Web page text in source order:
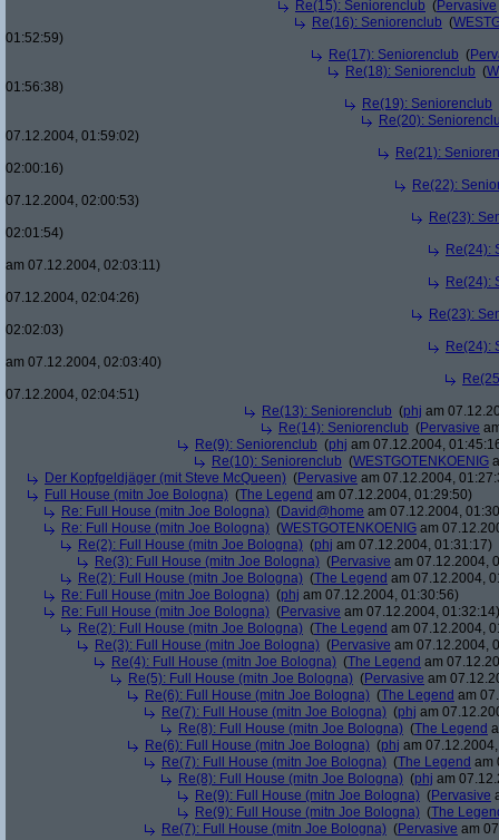
Re(15): Seniorenclub (Pervasive
Re(16): Seniorenclub (
01:52:59)
Re(17): Seniorenclub (
Re(18): Seniorenclub (
01:56:38)
Re(19): Seniorenclub
Re(20):
07.12.2004, 01:59:02)
Re(21):
02:00:16)
Re(22):
07.12.2004, 02:00:53)
Re(23):
02:01:54)
Re(24):
am 07.12.2004, 02:03:11)
Re(24):
07.12.2004, 02:04:26)
Re(23):
02:02:03)
Re(24):
am 07.12.2004, 02:03:40)
07.12.2004, 02:04:51)
Re(13): Seniorenclub (phj am
Re(14): Seniorenclub (Pervasive
Re(9): Seniorenclub (phj am 07.12.2004,
Re(10): Seniorenclub (WESTGOTENKOENIG
Der Kopfgeldjäger (mit Steve McQueen) (Pervasive am 07.12.2004,
Full House (mitn Joe Bologna) (The Legend am 07.12.2004, 01:29:50)
Re: Full House (mitn Joe Bologna) (David@home am 07.12.2004,
Re: Full House (mitn Joe Bologna) (WESTGOTENKOENIG am
Re(2): Full House (mitn Joe Bologna) (phj am 07.12.2004, 01:31:17)
Re(3): Full House (mitn Joe Bologna) (Pervasive am 07.12.2004,
Re(2): Full House (mitn Joe Bologna) (The Legend am 07.12.2004,
Re: Full House (mitn Joe Bologna) (phj am 07.12.2004, 01:30:56)
Re: Full House (mitn Joe Bologna) (Pervasive am 07.12.2004, 01:32:14)
Re(2): Full House (mitn Joe Bologna) (The Legend am 07.12.2004,
Re(3): Full House (mitn Joe Bologna) (Pervasive am 07.12.2004,
Re(4): Full House (mitn Joe Bologna) (The Legend am
Re(5): Full House (mitn Joe Bologna) (Pervasive am
Re(6): Full House (mitn Joe Bologna) (The Legend am
Re(7): Full House (mitn Joe Bologna) (phj am
Re(8): Full House (mitn Joe Bologna) (The Legend
Re(6): Full House (mitn Joe Bologna) (phj am
Re(7): Full House (mitn Joe Bologna) (The Legend am
Re(8): Full House (mitn Joe Bologna) (phj am
Re(9): Full House (mitn Joe Bologna) (Pervasive
Re(9): Full House (mitn Joe Bologna) (The
Re(7): Full House (mitn Joe Bologna) (Pervasive am